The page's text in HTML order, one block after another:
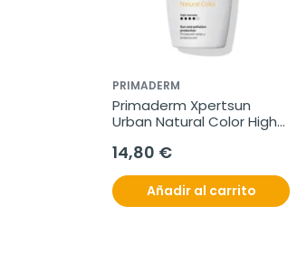
PRIMADERM
Primaderm Xpertsun
Urban Natural Color Hight
14,80 €
Añadir al carrito